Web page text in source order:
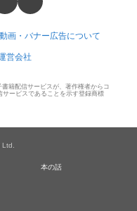
動画・バナー広告について
営会社
籍配信サービスが、著作権者からコ
ービスであることを示す登録商標
本の話